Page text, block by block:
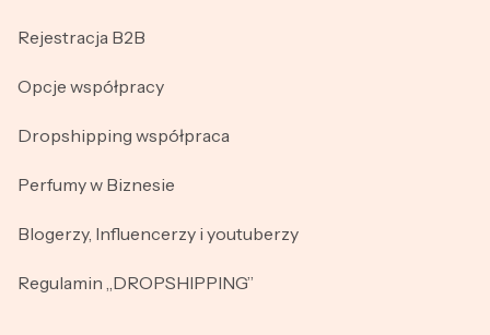
Rejestracja B2B
Opcje współpracy
Dropshipping współpraca
Perfumy w Biznesie
Blogerzy, Influencerzy i youtuberzy
Regulamin „DROPSHIPPING”